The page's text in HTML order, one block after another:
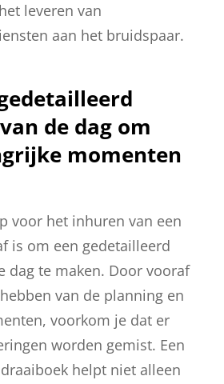
leveren van
aan het bruidspaar.
de dag om
momenten
voor het inhuren van een
is om een gedetailleerd
dag te maken. Door vooraf
van de planning en
voorkom je dat er
worden gemist. Een
helpt niet alleen